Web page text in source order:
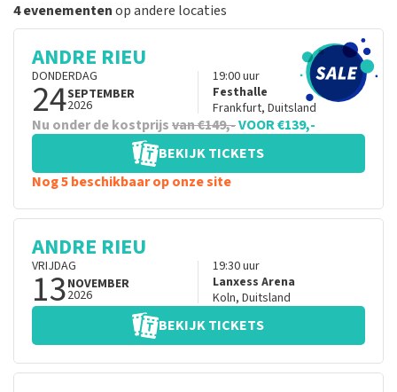
4 evenementenop andere locaties
ANDRE RIEU
DONDERDAG
24SEPTEMBER
2026
19:00uur
Festhalle
Frankfurt, Duitsland
Nu onder de kostprijsvan €149,-VOOR €139,-
BEKIJK TICKETS
Nog 5 beschikbaar op onze site
ANDRE RIEU
VRIJDAG
13NOVEMBER
2026
19:30uur
Lanxess Arena
Koln, Duitsland
BEKIJK TICKETS